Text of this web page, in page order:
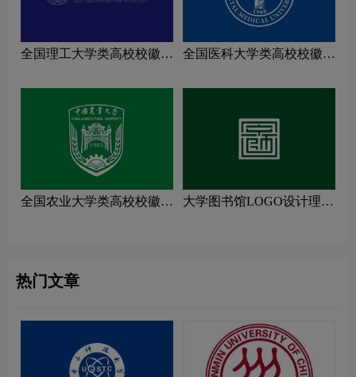
全国理工大学类高校校徽设
全国医科大学类高校校徽设
全国农业大学类高校校徽设
大学图书馆LOGO设计理念
热门文章